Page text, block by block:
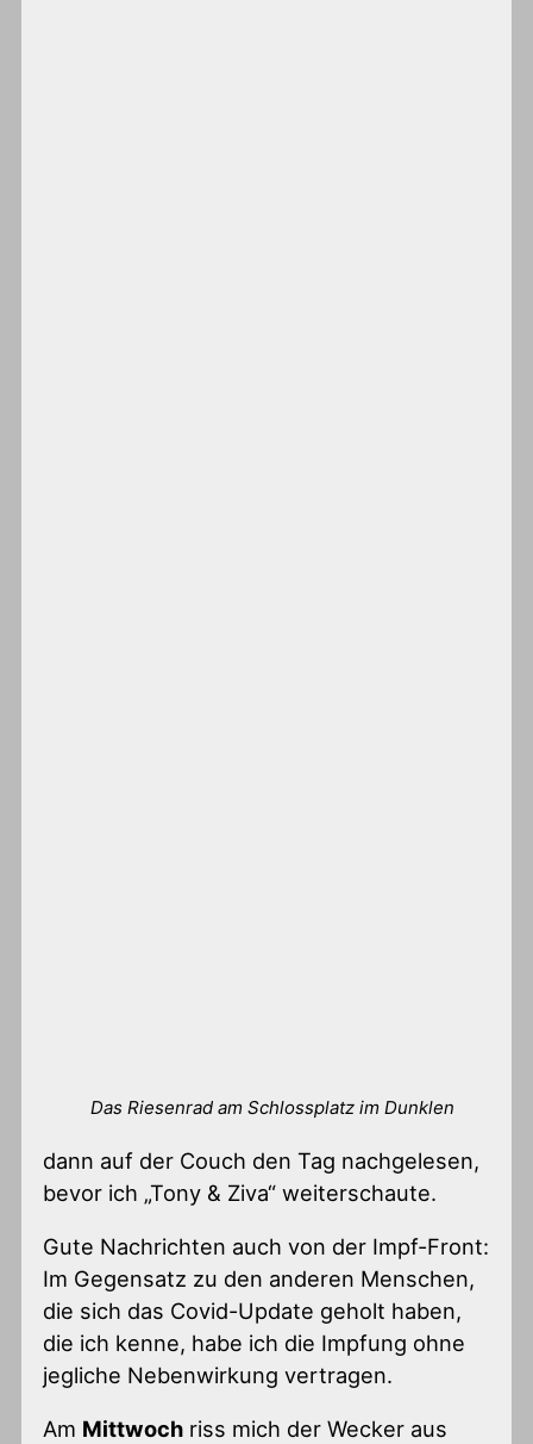
Das Riesenrad am Schlossplatz im Dunklen
dann auf der Couch den Tag nachgelesen,
bevor ich „Tony & Ziva“ weiterschaute.
Gute Nachrichten auch von der Impf-Front:
Im Gegensatz zu den anderen Menschen,
die sich das Covid-Update geholt haben,
die ich kenne, habe ich die Impfung ohne
jegliche Nebenwirkung vertragen.
Am Mittwoch riss mich der Wecker aus